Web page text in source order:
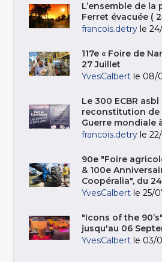
L’ensemble de la
Ferret évacuée (
francois.detry le
117e « Foire de
27 Juillet
YvesCalbert le 08/
Le 300 ECBR
reconstitution de
Guerre mondiale
francois.detry le
90e "Foire
& 100e
Coopéralia", du
YvesCalbert le 25/
"Icons of the
jusqu'au 06
YvesCalbert le 03/